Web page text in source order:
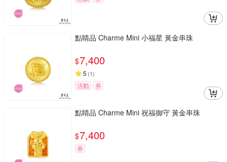
點睛品 Charme Mini 小福星 黃金串珠
$7,400
5 (1)
活動 券
點睛品 Charme Mini 祝福御守 黃金串珠
$7,400
券